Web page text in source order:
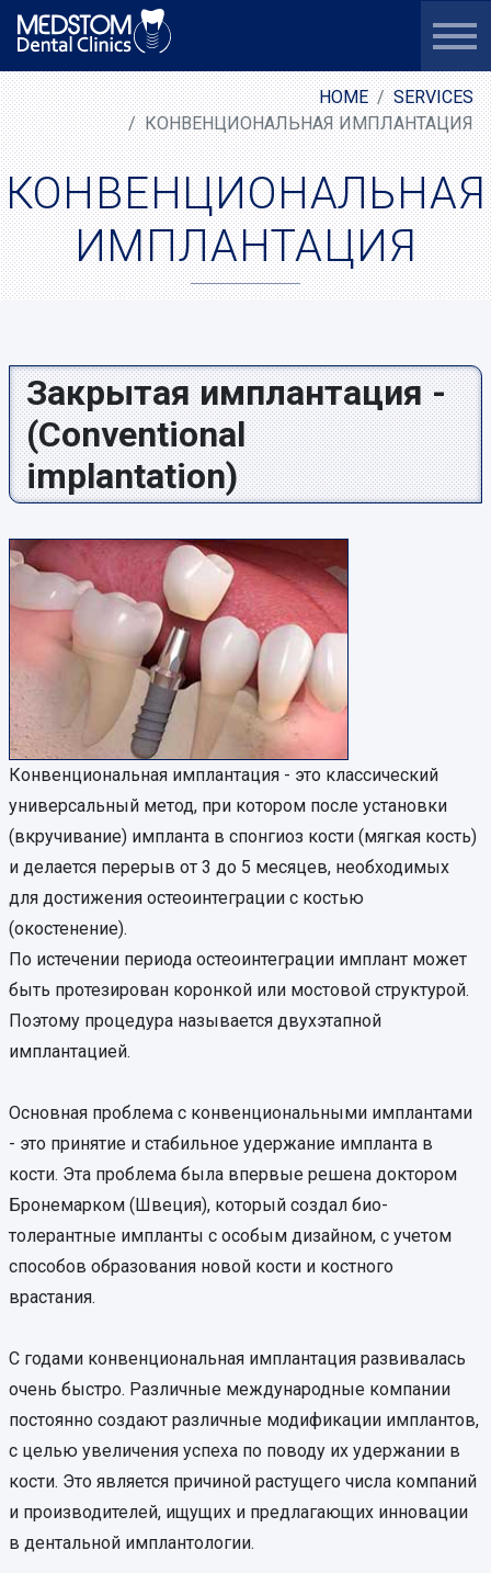
HOME
SERVICES
КОНВЕНЦИОНАЛЬНАЯ ИМПЛАНТАЦИЯ
КОНВЕНЦИОНАЛЬНАЯ
ИМПЛАНТАЦИЯ
Закрытая имплантация -
(Conventional
implantation)
Конвенциональная имплантация - это классический
универсальный метод, при котором после установки
(вкручивание) импланта в спонгиоз кости (мягкая кость)
и делается перерыв от 3 до 5 месяцев, необходимых
для достижения остеоинтеграции с костью
(окостенение).
По истечении периода остеоинтеграции имплант может
быть протезирован коронкой или мостовой структурой.
Поэтому процедура называется двухэтапной
имплантацией.
Основная проблема с конвенциональными имплантами
- это принятие и стабильное удержание импланта в
кости. Эта проблема была впервые решена доктором
Бронемарком (Швеция), который создал био-
толерантные импланты с особым дизайном, с учетом
способов образования новой кости и костного
врастания.
С годами конвенциональная имплантация развивалась
очень быстро. Различные международные компании
постоянно создают различные модификации имплантов,
с целью увеличения успеха по поводу их удержании в
кости. Это является причиной растущего числа компаний
и производителей, ищущих и предлагающих инновации
в дентальной имплантологии.